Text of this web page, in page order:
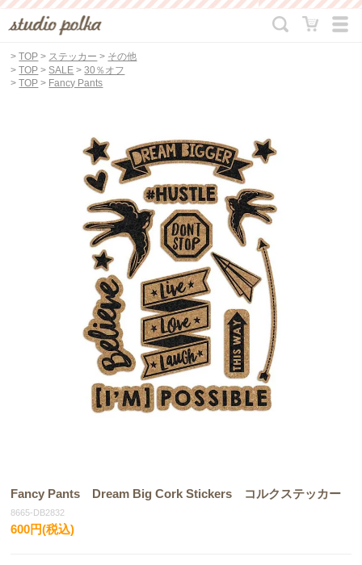
>TOP > ステッカー > その他
>TOP > SALE >30％オフ
>TOP > Fancy Pants
Fancy Pants Dream Big Cork Stickers コルクステッカー
8665-DB2832
600円(税込)